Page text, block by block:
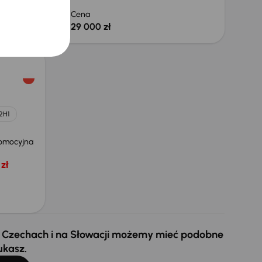
Cena
29 000 zł
i na Słowacji możemy mieć podobne